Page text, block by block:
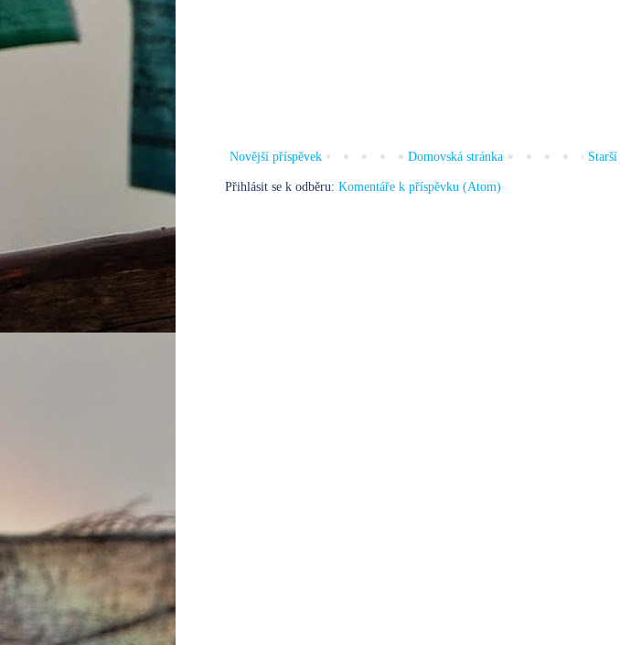
Novější příspěvek Domovská stránka
Přihlásit se k odběru: Komentáře k příspěvku (Atom)